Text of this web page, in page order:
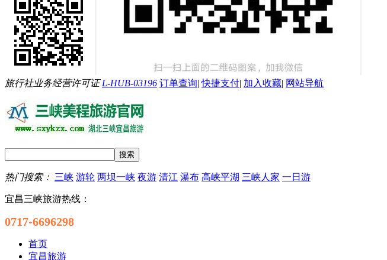
旅行社业务经营许可证L-HUB-03196 订单查询|快捷支付| 加入收藏| 网站导航
热门搜索： 三峡 游轮 两坝一峡 夜游 清江 瀑布 高峡平湖 三峡人家 一日游
宜昌三峡旅游热线：
0717-6696298
首页
宜昌旅游